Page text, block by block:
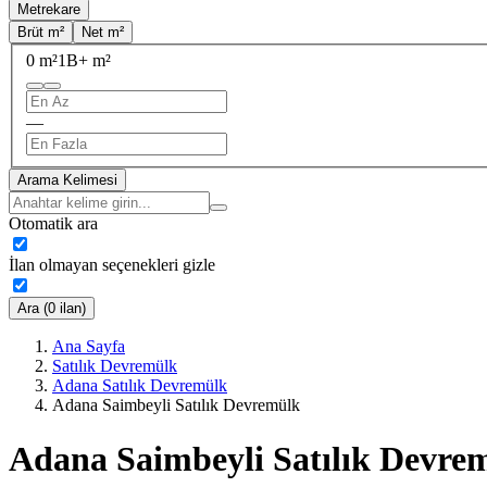
Metrekare
Brüt m²
Net m²
0 m²1B+ m²
—
Arama Kelimesi
Otomatik ara
İlan olmayan seçenekleri gizle
Ara (0 ilan)
Ana Sayfa
Satılık Devremülk
Adana Satılık Devremülk
Adana Saimbeyli Satılık Devremülk
Adana Saimbeyli Satılık